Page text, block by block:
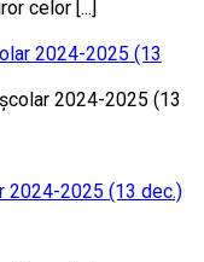
celor [...]
2024-2025 (13
2024-2025 (13 dec.)